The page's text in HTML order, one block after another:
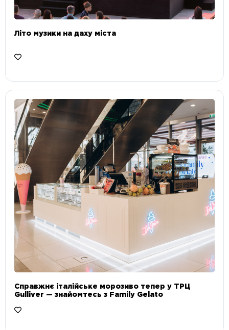
Літо музики на даху міста
Справжнє італійське морозиво тепер у ТРЦ
Gulliver — знайомтесь з Family Gelato